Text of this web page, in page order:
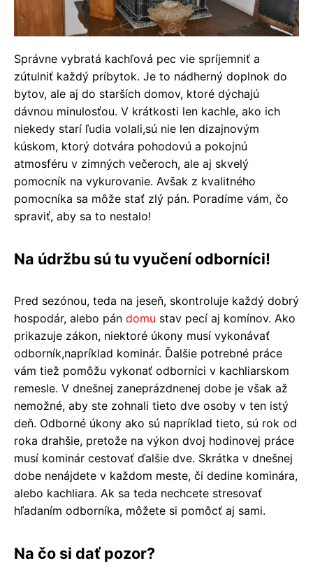
Správne vybratá kachľová pec vie spríjemniť a
zútulniť každý príbytok. Je to nádherný doplnok do
bytov, ale aj do starších domov, ktoré dýchajú
dávnou minulosťou. V krátkosti len kachle, ako ich
niekedy starí ľudia volali,sú nie len dizajnovým
kúskom, ktorý dotvára pohodovú a pokojnú
atmosféru v zimných večeroch, ale aj skvelý
pomocník na vykurovanie. Avšak z kvalitného
pomocníka sa môže stať zlý pán. Poradíme vám, čo
spraviť, aby sa to nestalo!
Na údržbu sú tu vyučení odborníci!
Pred sezónou, teda na jeseň, skontroluje každý dobrý
hospodár, alebo pán domu stav pecí aj komínov. Ako
prikazuje zákon, niektoré úkony musí vykonávať
odborník,napríklad kominár. Ďalšie potrebné práce
vám tiež pomôžu vykonať odborníci v kachliarskom
remesle. V dnešnej zaneprázdnenej dobe je však až
nemožné, aby ste zohnali tieto dve osoby v ten istý
deň. Odborné úkony ako sú napríklad tieto, sú rok od
roka drahšie, pretože na výkon dvoj hodinovej práce
musí kominár cestovať ďalšie dve. Skrátka v dnešnej
dobe nenájdete v každom meste, či dedine kominára,
alebo kachliara. Ak sa teda nechcete stresovať
hľadaním odborníka, môžete si pomôcť aj sami.
Na čo si dať pozor?